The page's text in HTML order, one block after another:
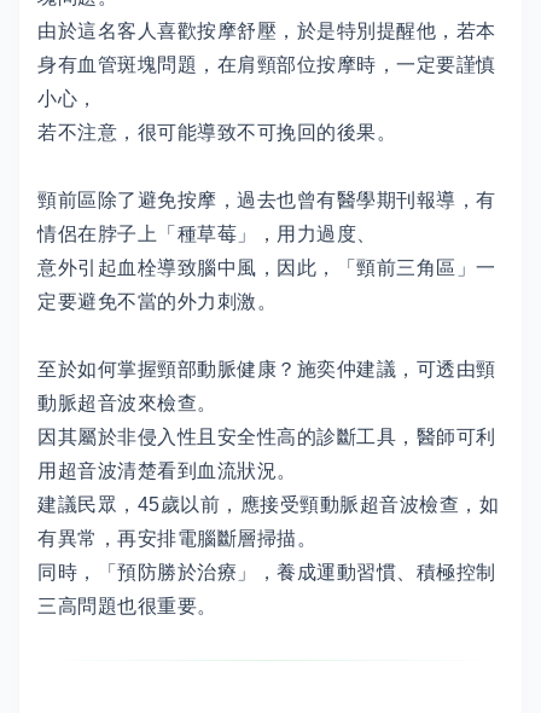
由於這名客人喜歡按摩舒壓，於是特別提醒他，若本
身有血管斑塊問題，在肩頸部位按摩時，一定要謹慎
小心，
若不注意，很可能導致不可挽回的後果。
頸前區除了避免按摩，過去也曾有醫學期刊報導，有
情侶在脖子上「種草莓」，用力過度、
意外引起血栓導致腦中風，因此，「頸前三角區」一
定要避免不當的外力刺激。
至於如何掌握頸部動脈健康？施奕仲建議，可透由頸
動脈超音波來檢查。
因其屬於非侵入性且安全性高的診斷工具，醫師可利
用超音波清楚看到血流狀況。
建議民眾，45歲以前，應接受頸動脈超音波檢查，如
有異常，再安排電腦斷層掃描。
同時，「預防勝於治療」，養成運動習慣、積極控制
三高問題也很重要。